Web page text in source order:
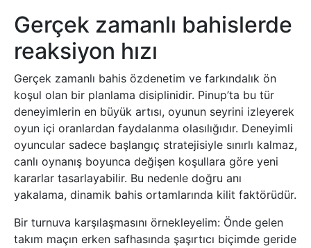
Gerçek zamanlı bahislerde
reaksiyon hızı
Gerçek zamanlı bahis özdenetim ve farkındalık ön
koşul olan bir planlama disiplinidir. Pinup’ta bu tür
deneyimlerin en büyük artısı, oyunun seyrini izleyerek
oyun içi oranlardan faydalanma olasılığıdır. Deneyimli
oyuncular sadece başlangıç stratejisiyle sınırlı kalmaz,
canlı oynanış boyunca değişen koşullara göre yeni
kararlar tasarlayabilir. Bu nedenle doğru anı
yakalama, dinamik bahis ortamlarında kilit faktörüdür.
Bir turnuva karşılaşmasını örnekleyelim: Önde gelen
takım maçın erken safhasında şaşırtıcı biçimde geride